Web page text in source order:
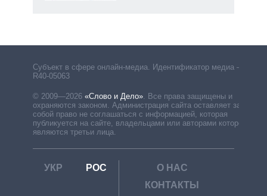
Субъект в сфере онлайн-медиа. Идентификатор медиа –
R40-05063
© 2009—2026 «Слово и Дело». Все права защищены и
охраняются законом. Администрация сайта оставляет за
собой право не соглашаться с информацией, которая
публикуется на сайте, владельцами или авторами которой
являются третьи лица.
УКР РОС
О НАС
КОНТАКТЫ